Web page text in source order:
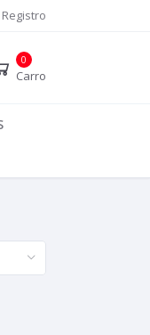
Registro
0
Carro